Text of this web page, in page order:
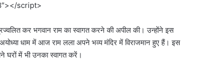
script>
कर भगवान राम का स्वागत करने की अपील की। उन्होंने इस
धाम में आज राम लला अपने भव्य मंदिर में विराजमान हुए हैं। इस
घरों में भी उनका स्वागत करें।